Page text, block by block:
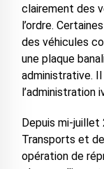
clairement des
l’ordre.
des véhicules
une plaque
administrative. Il
l’administration
Depuis mi-
Transports et
opération de